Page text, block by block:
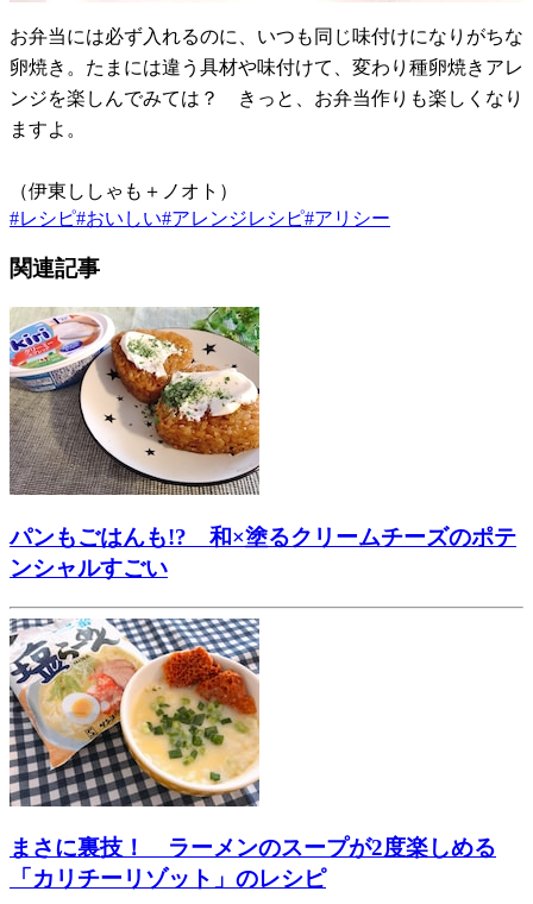
お弁当には必ず入れるのに、いつも同じ味付けになりがちな
卵焼き。たまには違う具材や味付けて、変わり種卵焼きアレ
ンジを楽しんでみては？ きっと、お弁当作りも楽しくなり
ますよ。
（伊東ししゃも＋ノオト）
#レシピ#おいしい#アレンジレシピ#アリシー
関連記事
パンもごはんも!? 和×塗るクリームチーズのポテ
ンシャルすごい
まさに裏技！ ラーメンのスープが2度楽しめる
「カリチーリゾット」のレシピ